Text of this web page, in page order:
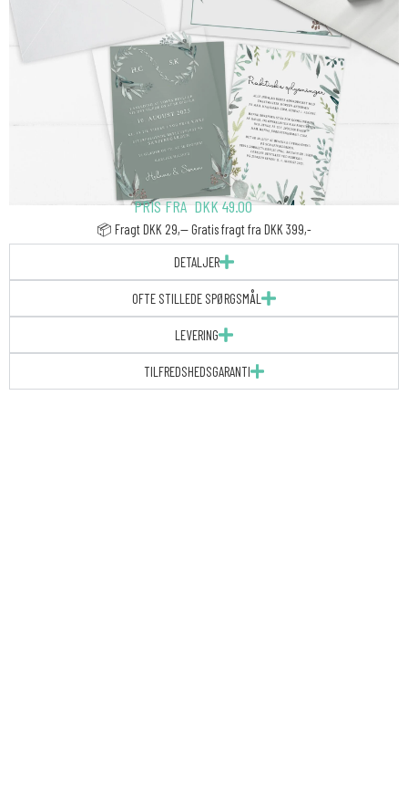
PRIS FRA DKK 49.00
📦 Fragt DKK 29,-- Gratis fragt fra DKK 399,-
DETALJER
OFTE STILLEDE SPØRGSMÅL
LEVERING
TILFREDSHEDSGARANTI